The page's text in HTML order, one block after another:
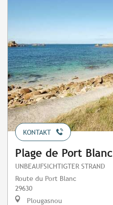
KONTAKT
Plage de Port Blanc
UNBEAUFSICHTIGTER STRAND
Route du Port Blanc
29630
Plougasnou